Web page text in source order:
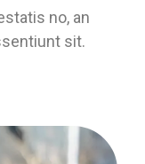
no, an
sit.